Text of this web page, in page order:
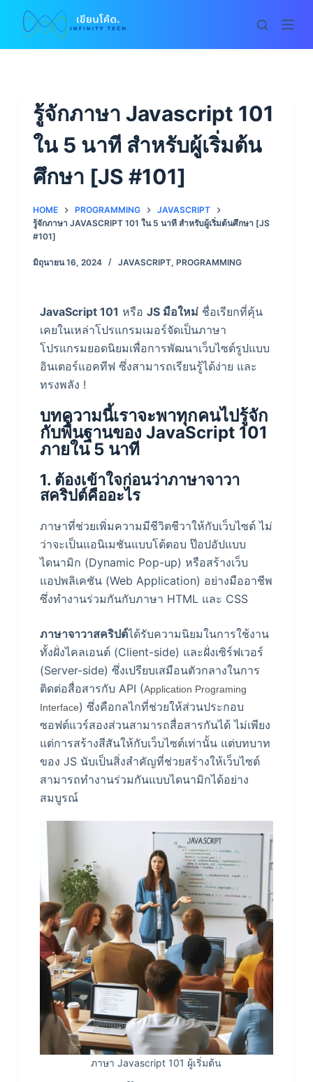
i
รู้จักภาษา Javascript 101
ใน 5 นาที สำหรับผู้เริ่มต้น
ศึกษา [JS #101]
HOME PROGRAMMING
JAVASCRIPT
รู้จักภาษา JAVASCRIPT 101 ใน 5 นาที สำหรับผู้เริ่มต้นศึกษา [JS
#101]
มิถุนายน 16, 2024 JAVASCRIPT, PROGRAMMING
JavaScript 101 หรือ JS มือใหม่ชื่อเรียกที่คุ้น
เคยในเหล่าโปรแกรมเมอร์จัดเป็นภาษา
โปรแกรมยอดนิยมเพื่อการพัฒนาเว็บไซต์รูปแบบ
อินเตอร์แอคทีฟ ซึ่งสามารถเรียนรู้ได้ง่าย และ
ทรงพลัง !
บทความนี้เราจะพาทุกคนไปรู้จัก
กับพื้นฐานของ JavaScript 101
ภายใน 5 นาที
1. ต้องเข้าใจก่อนว่าภาษาจาวา
สคริปต์คืออะไร
ภาษาที่ช่วยเพิ่มความมีชีวิตชีวาให้กับเว็บไซต์ ไม่
ว่าจะเป็นแอนิเมชันแบบโต้ตอบ ป๊อปอัปแบบ
ไดนามิก (Dynamic Pop-up) หรือสร้างเว็บ
แอปพลิเคชัน (Web Application) อย่างมืออาชีพ
ซึ่งทำงานร่วมกันกับภาษา HTML และ CSS
ภาษาจาวาสคริปต์ได้รับความนิยมในการใช้งาน
ทั้งฝั่งไคลเอนต์ (Client-side) และฝั่งเซิร์ฟเวอร์
(Server-side) ซึ่งเปรียบเสมือนตัวกลางในการ
ติดต่อสื่อสารกับ API (Application Programing
Interface) ซึ่งคือกลไกที่ช่วยให้ส่วนประกอบ
ซอฟต์แวร์สองส่วนสามารถสื่อสารกันได้ไม่เพียง
แต่การสร้างสีสันให้กับเว็บไซต์เท่านั้น แต่บทบาท
ของ JS นับเป็นสิ่งสำคัญที่ช่วยสร้างให้เว็บไซต์
สามารถทำงานร่วมกันแบบไดนามิกได้อย่าง
สมบูรณ์
ภาษา Javascript 101 ผู้เริ่มต้น